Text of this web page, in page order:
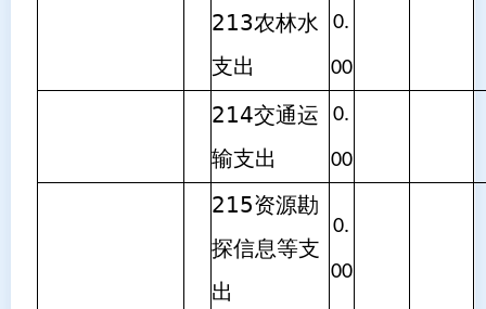
213农林水
支出
0.
00
214交通运
输支出
0.
00
215资源勘
探信息等支
出
0.
00